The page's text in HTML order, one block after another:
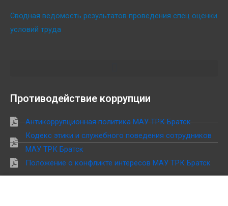
Сводная ведомость результатов проведения спец оценки
условий труда
Противодействие коррупции
Антикоррупционная политика МАУ ТРК Братск
Кодекс этики и служебного поведения сотрудников
МАУ ТРК Братск
Положение о конфликте интересов МАУ ТРК Братск